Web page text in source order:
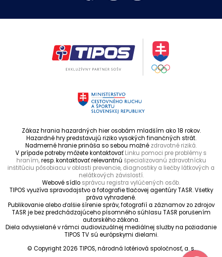
Zákaz hrania hazardných hier osobám mladším ako 18 rokov.
Hazardné hry predstavujú riziko vysokých finančných strát.
Nadmerné hranie prináša so sebou možné zdravotné riziká.
V prípade potreby môžete kontaktovaťLinku pomoci pre problémy s
hraním,resp. kontaktovať relevantnú špecializovanú zdravotnícku
inštitúciu pôsobiacu v oblasti prevencie, diagnostiky a liečby látkových a
nelátkových závislostí.
Webové sídlo správcu registra vylúčených osôb.
TIPOS využíva spravodajstvo a fotografie tlačovej agentúry TASR. Všetky
práva vyhradené.
Publikovanie alebo ďalšie šírenie správ, fotografií a záznamov zo zdrojov
TASR je bez predchádzajúceho písomného súhlasu TASR porušením
autorského zákona.
Diela odvysielané v rámci audiovizuálnej mediálnej služby na požiadanie
TIPOS TV sú európskymi dielami.
© Copyright 2026 TIPOS, národná lotériová spoločnosť, a. s.